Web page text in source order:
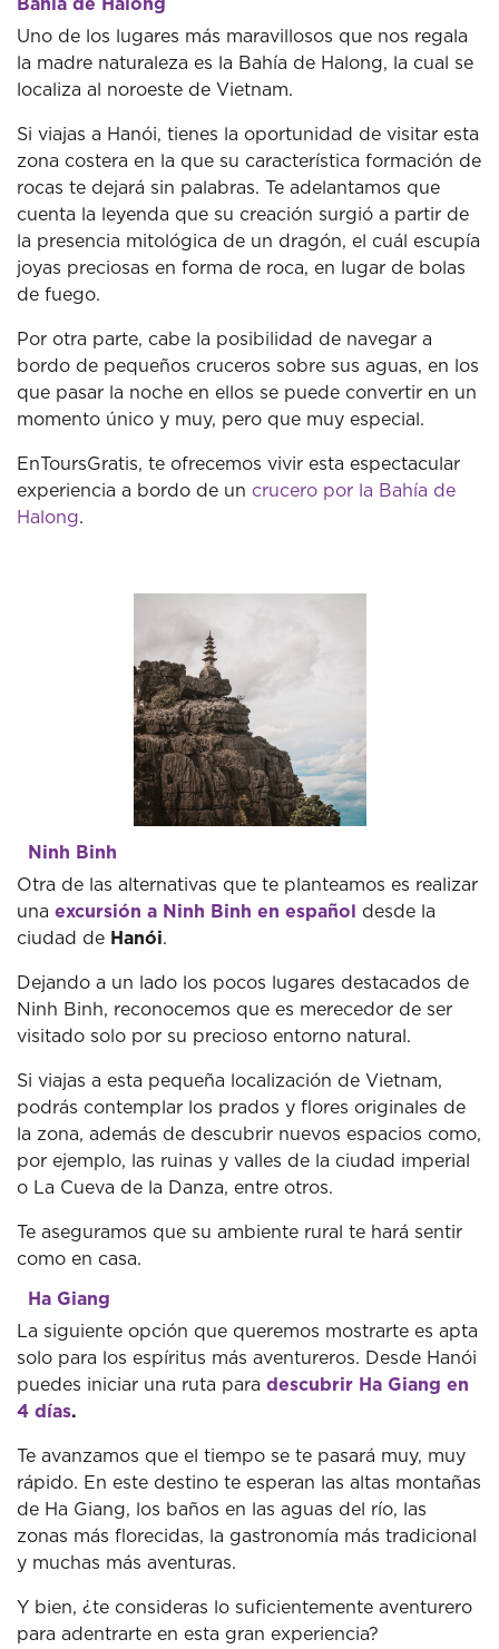
Bahía de Halong
Uno de los lugares más maravillosos que nos regala
la madre naturaleza es la Bahía de Halong, la cual se
localiza al noroeste de Vietnam.
Si viajas a Hanói, tienes la oportunidad de visitar esta
zona costera en la que su característica formación de
rocas te dejará sin palabras. Te adelantamos que
cuenta la leyenda que su creación surgió a partir de
la presencia mitológica de un dragón, el cuál escupía
joyas preciosas en forma de roca, en lugar de bolas
de fuego.
Por otra parte, cabe la posibilidad de navegar a
bordo de pequeños cruceros sobre sus aguas, en los
que pasar la noche en ellos se puede convertir en un
momento único y muy, pero que muy especial.
EnToursGratis, te ofrecemos vivir esta espectacular
experiencia a bordo de un crucero por la Bahía de
Halong.
Ninh Binh
Otra de las alternativas que te planteamos es realizar
una excursión a Ninh Binh en español
desde la
ciudad de Hanói.
Dejando a un lado los pocos lugares destacados de
Ninh Binh, reconocemos que es merecedor de ser
visitado solo por su precioso entorno natural.
Si viajas a esta pequeña localización de Vietnam,
podrás contemplar los prados y flores originales de
la zona, además de descubrir nuevos espacios como,
por ejemplo, las ruinas y valles de la ciudad imperial
o La Cueva de la Danza, entre otros.
Te aseguramos que su ambiente rural te hará sentir
como en casa.
Ha Giang
La siguiente opción que queremos mostrarte es apta
solo para los espíritus más aventureros. Desde Hanói
puedes iniciar una ruta para descubrir Ha Giang en
4 días.
Te avanzamos que el tiempo se te pasará muy, muy
rápido. En este destino te esperan las altas montañas
de Ha Giang, los baños en las aguas del río, las
zonas más florecidas, la gastronomía más tradicional
y muchas más aventuras.
Y bien, ¿te consideras lo suficientemente aventurero
para adentrarte en esta gran experiencia?